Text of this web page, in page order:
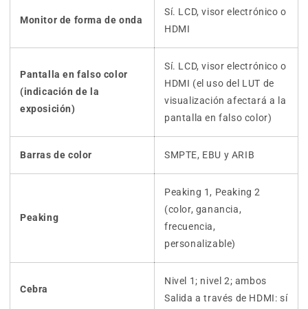
Monitor de forma de onda
Sí. LCD, visor electrónico o
HDMI
Pantalla en falso color
(indicación de la
exposición)
Sí. LCD, visor electrónico o
HDMI (el uso del LUT de
visualización afectará a la
pantalla en falso color)
Barras de color SMPTE, EBU y ARIB
Peaking
Peaking 1, Peaking 2
(color, ganancia,
frecuencia,
personalizable)
Cebra
Nivel 1; nivel 2; ambos
Salida a través de HDMI: sí